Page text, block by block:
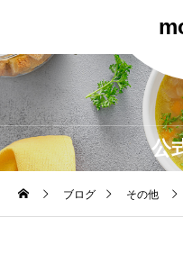
公
ブログ その他